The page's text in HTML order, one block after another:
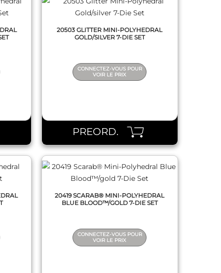
20503 GLITTER MINI-POLYHEDRAL
GOLD/SILVER 7-DIE SET
CONNECTEZ-VOUS POUR
VOIR LE PRIX
PREORD.
20419 SCARAB® MINI-POLYHEDRAL
BLUE BLOOD™/GOLD 7-DIE SET
CONNECTEZ-VOUS POUR
VOIR LE PRIX